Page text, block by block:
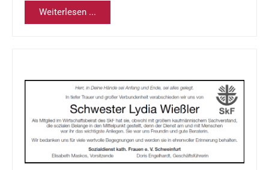
Weiterlesen ...